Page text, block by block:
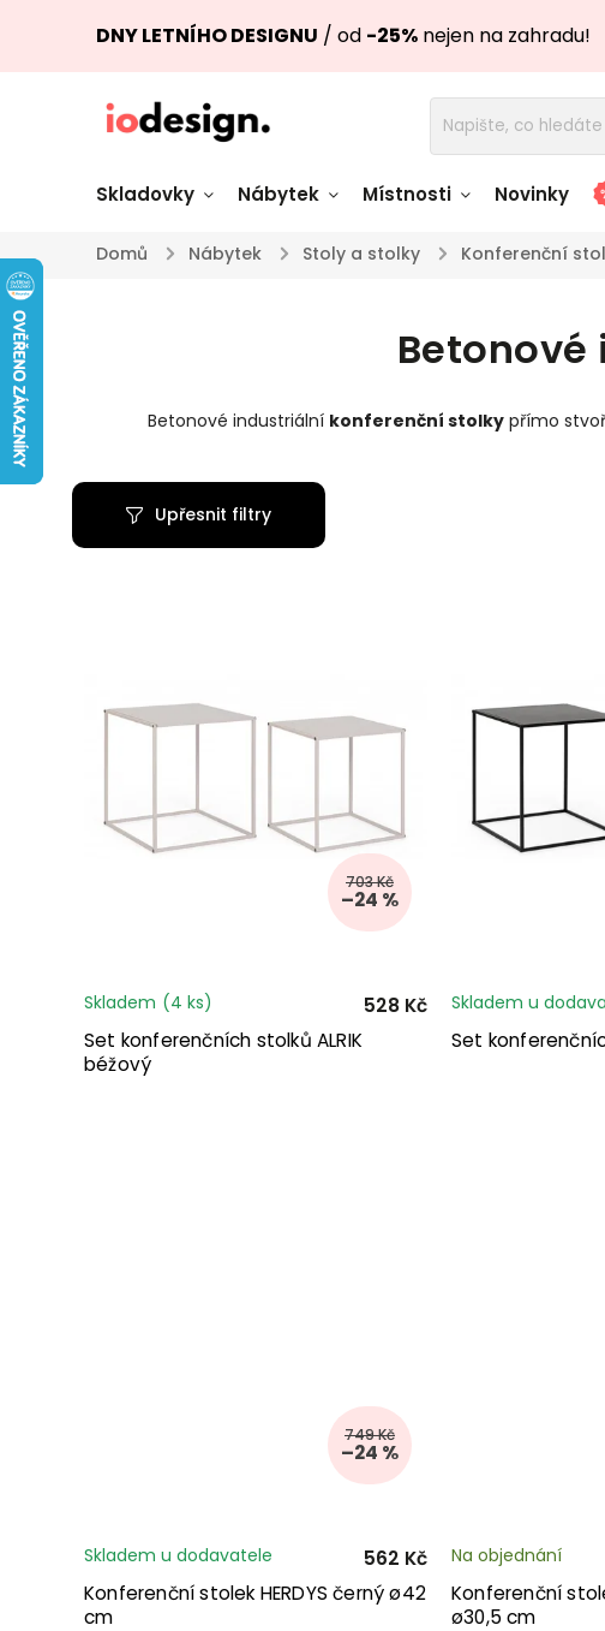
DNY LETNÍHO DESIGNU / od -25% nejen na zahradu!
Skladovky
Židle skladem
Úložné prostory
skladem
Doplňky a
Nádobí skladem
Nábytek Místnosti Novinky
Domů / Nábytek / Stoly a stolky / Konferenční
Betonové industriální konferenční stolkypřímo
Upřesnit filtry
703 Kč
–24 %
Set konferenčních stolků ALRIK
béžový
Skladem (4 ks) 528 Kč
Set
Skladem u
749 Kč
–24 %
Konferenční stolek HERDYS černý ø42
cm
Skladem u dodavatele 562 Kč
Konferenční
ø30,5 cm
Na objednání